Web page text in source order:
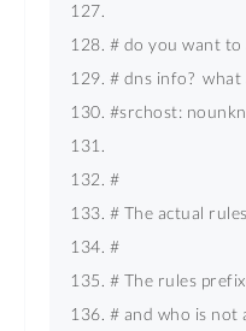
# do you want
# dns info?
#srchost:
#
# The actual
#
# The rules
# and who is